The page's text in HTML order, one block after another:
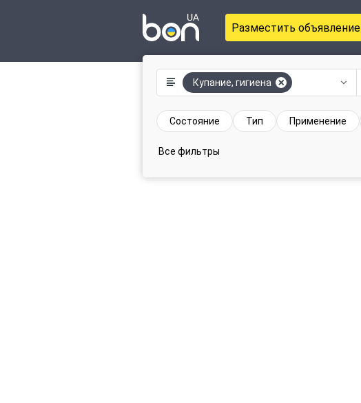
Разместить объявление
Купание, гигиена
Состояние Тип Применение
Все фильтры